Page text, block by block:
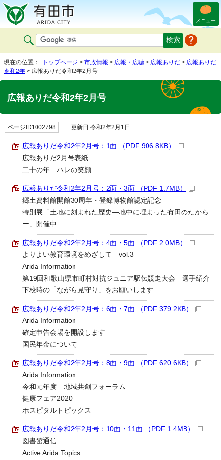
メニュー
現在の位置： トップページ > 市政情報 > 広報・広聴 > 広報ありだ > 広報ありだ
令和2年 > 広報ありだ令和2年2月号
広報ありだ令和2年2月号
ページID1002798 更新日 令和2年2月1日
広報ありだ令和2年2月号：1面 （PDF 906.8KB）
広報ありだ2月号表紙
二十の年 ハレの笑顔
広報ありだ令和2年2月号：2面・3面 （PDF 1.7MB）
郷土資料館開館30周年・登録博物館認定記念
特別展「土地に刻まれた歴史―地中に埋まった有田のたから
ー」開催中
広報ありだ令和2年2月号：4面・5面 （PDF 2.0MB）
よりよい教育環境をめざして vol.3
Arida Information
第19回和歌山県市町村対抗ジュニア駅伝競走大会 選手紹介
下校時の「ながら見守り」をお願いします
広報ありだ令和2年2月号：6面・7面 （PDF 379.2KB）
Arida Information
確定申告会場を開設します
国民年金について
広報ありだ令和2年2月号：8面・9面 （PDF 620.6KB）
Arida Information
令和元年度 地域共創フォーラム
健康フェア2020
ホスピタルトピックス
広報ありだ令和2年2月号：10面・11面 （PDF 1.4MB）
図書館通信
Active Arida Topics